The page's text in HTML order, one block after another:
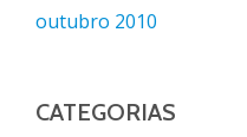
outubro 2010
CATEGORIAS